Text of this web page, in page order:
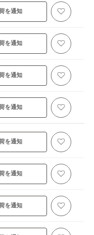
を通知
を通知
を通知
を通知
を通知
を通知
を通知